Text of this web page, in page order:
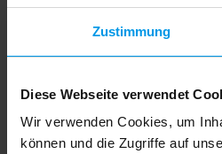
Zustimmung
Diese Webseite verwendet
Wir verwenden Cookies, um
können und die Zugriffe auf
départ possible.
Lire la suite